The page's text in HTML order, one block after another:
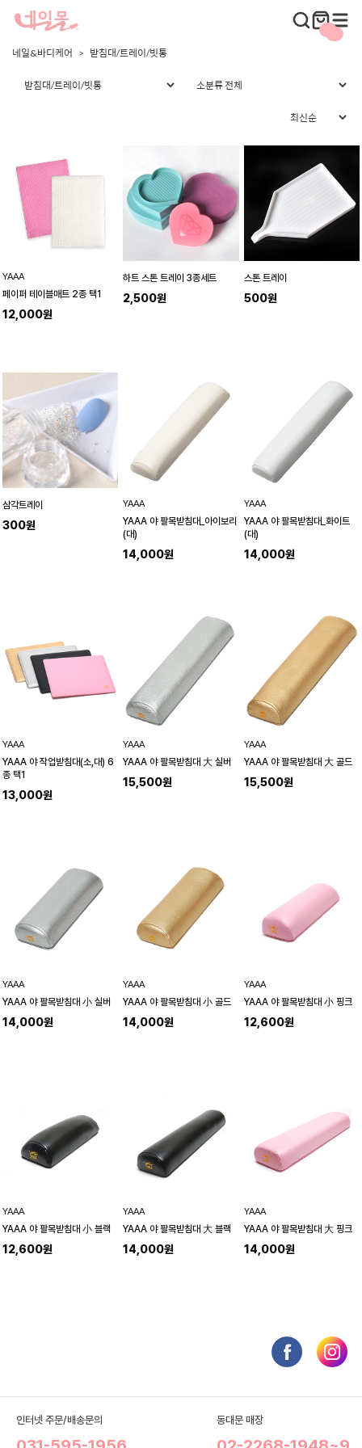
네일&바디케어 받침대/트레이/빗통
YAAA
페이퍼 테이블매트 2종 택1
12,000원
하트 스톤 트레이 3종세트
2,500원
스톤 트레이
500원
삼각트레이
300원
YAAA
YAAA 야 팔목받침대_아이보리
(대)
14,000원
YAAA
YAAA 야 팔목받침대_화이트
(대)
14,000원
YAAA
YAAA 야 작업받침대(소,대) 6
종 택1
13,000원
YAAA
YAAA 야 팔목받침대 大 실버
15,500원
YAAA
YAAA 야 팔목받침대 大 골드
15,500원
YAAA
YAAA 야 팔목받침대 小 실버
14,000원
YAAA
YAAA 야 팔목받침대 小 골드
14,000원
YAAA
YAAA 야 팔목받침대 小 핑크
12,600원
YAAA
YAAA 야 팔목받침대 小 블랙
12,600원
YAAA
YAAA 야 팔목받침대 大 블랙
14,000원
YAAA
YAAA 야 팔목받침대 大 핑크
14,000원
인터넷 주문/배송문의 동대문 매장